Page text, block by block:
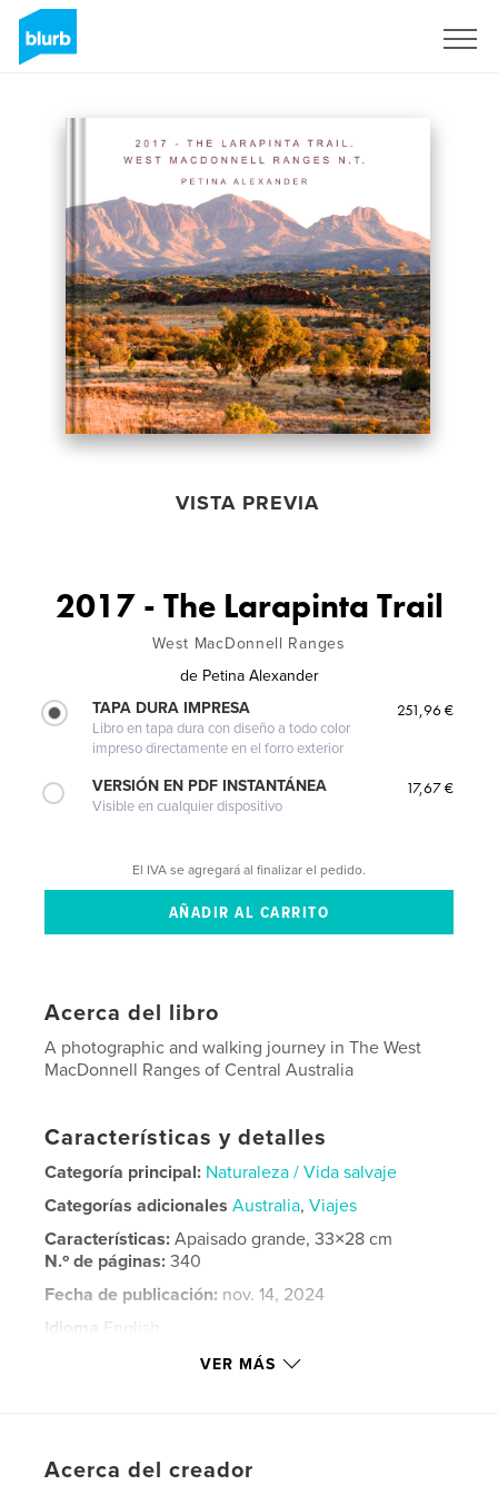
VISTA PREVIA
2017 - The Larapinta Trail
West MacDonnell Ranges
de Petina Alexander
TAPA DURA IMPRESA
Libro en tapa dura con diseño a todo color
impreso directamente en el forro exterior
251,96 €
VERSIÓN EN PDF INSTANTÁNEA
Visible en cualquier dispositivo
17,67 €
El IVA se agregará al finalizar el pedido.
Acerca del libro
A photographic and walking journey in The West
MacDonnell Ranges of Central Australia
Características y detalles
Categoría principal: Naturaleza / Vida salvaje
Categorías adicionales Australia,Viajes
Características:Apaisado grande, 33×28 cm
N.º de páginas:340
Fecha de publicación: nov. 14, 2024
Idioma
English
VER MÁS
Acerca del creador